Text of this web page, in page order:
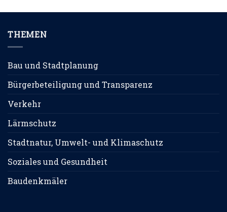
THEMEN
Bau und Stadtplanung
Bürgerbeteiligung und Transparenz
Verkehr
Lärmschutz
Stadtnatur, Umwelt- und Klimaschutz
Soziales und Gesundheit
Baudenkmäler